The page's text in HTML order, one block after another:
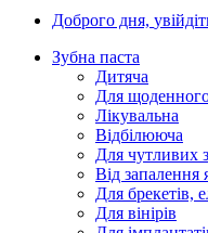
Доброго дня,
Зубна паста
Дитяча
Для
Лікувальна
Відбілююча
Для чутливих
Від запалення
Для брекетів,
Для вінірів